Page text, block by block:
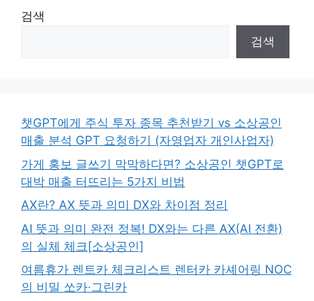
검색
검색
챗GPT에게 주식 투자 종목 추천받기 vs 소상공인
매출 분석 GPT 요청하기 (자영업자 개인사업자)
가게 홍보 글쓰기 막막하다면? 소상공인 챗GPT로
대박 매출 터뜨리는 5가지 비법
AX란? AX 뜻과 의미 DX와 차이점 정리
AI 뜻과 의미 완전 정복! DX와는 다른 AX(AI 전환)
의 실체 체크[소상공인]
여름휴가 렌트카 체크리스트 렌터카 카셰어링 NOC
의 비밀 쏘카·그린카